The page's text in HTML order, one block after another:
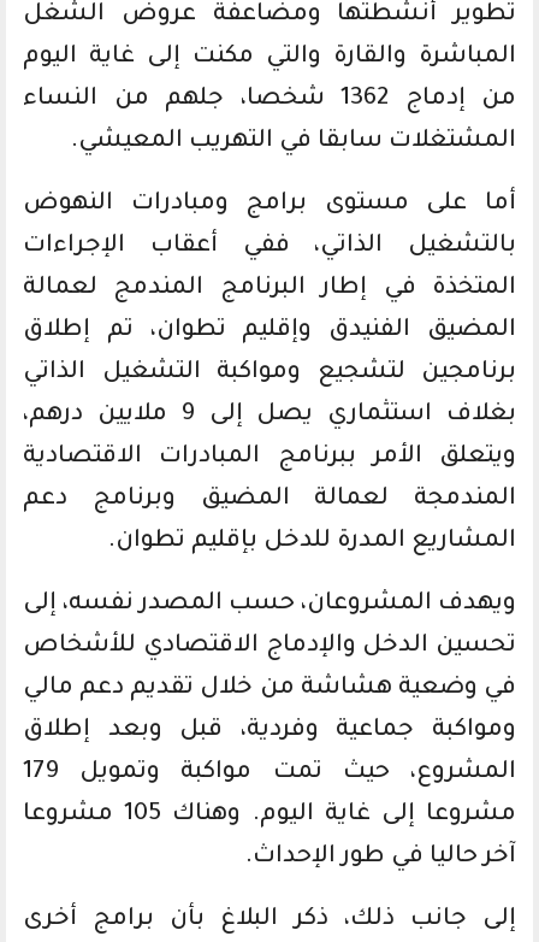
تطوير أنشطتها ومضاعفة عروض الشغل
المباشرة والقارة والتي مكنت إلى غاية اليوم
من إدماج 1362 شخصا، جلهم من النساء
المشتغلات سابقا في التهريب المعيشي.
أما على مستوى برامج ومبادرات النهوض
بالتشغيل الذاتي، ففي أعقاب الإجراءات
المتخذة في إطار البرنامج المندمج لعمالة
المضيق الفنيدق وإقليم تطوان، تم إطلاق
برنامجين لتشجيع ومواكبة التشغيل الذاتي
بغلاف استثماري يصل إلى 9 ملايين درهم،
ويتعلق الأمر ببرنامج المبادرات الاقتصادية
المندمجة لعمالة المضيق وبرنامج دعم
المشاريع المدرة للدخل بإقليم تطوان.
ويهدف المشروعان، حسب المصدر نفسه، إلى
تحسين الدخل والإدماج الاقتصادي للأشخاص
في وضعية هشاشة من خلال تقديم دعم مالي
ومواكبة جماعية وفردية، قبل وبعد إطلاق
المشروع، حيث تمت مواكبة وتمويل 179
مشروعا إلى غاية اليوم. وهناك 105 مشروعا
آخر حاليا في طور الإحداث.
إلى جانب ذلك، ذكر البلاغ بأن برامج أخرى